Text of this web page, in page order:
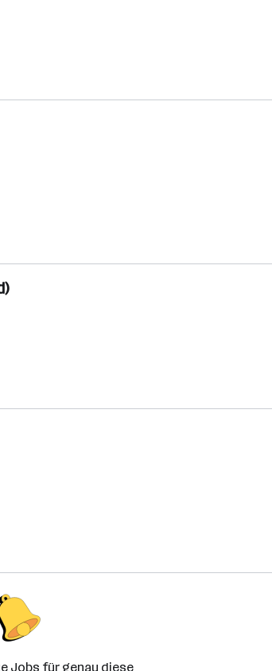
Jobs für genau diese